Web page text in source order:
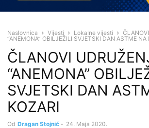
Naslovnica Vijesti Lokalne vijesti
“ANEMONA” OBILJEŽILI SVJETSKI DAN ASTME NA
ČLANOVI
“ANEMONA”
SVJETSKI DAN
KOZARI
Od Dragan Stojnić - 24. Maja 2020.